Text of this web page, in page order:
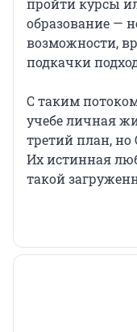
пройти курсы
образование —
возможности,
подкачки
С таким
учебе личная
третий план, но
Их истинная
такой